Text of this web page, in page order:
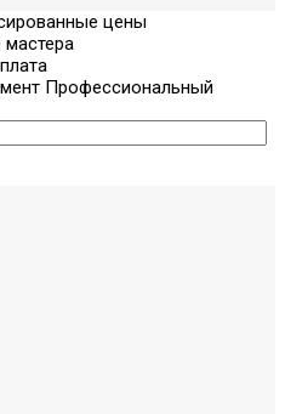
цены
Профессиональный